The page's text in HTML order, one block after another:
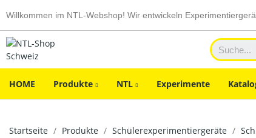
Willkommen im NTL-Webshop! Wir entwickeln
HOME Produkte NTL Experimente
Startseite Produkte Schülerexperimentiergeräte